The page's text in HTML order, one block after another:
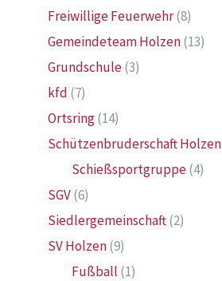
Freiwillige Feuerwehr(8)
Gemeindeteam Holzen(13)
Grundschule(3)
kfd (7)
Ortsring(14)
Schützenbruderschaft Holzen
Schießsportgruppe(4)
SGV(6)
Siedlergemeinschaft(2)
SV Holzen(9)
Fußball (1)